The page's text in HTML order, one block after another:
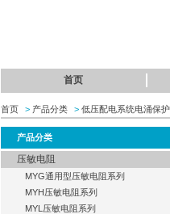
首页
首页 > 产品分类 > 低压配电系统电涌保
产品分类
压敏电阻
MYG通用型压敏电阻系列
MYH压敏电阻系列
MYL压敏电阻系列